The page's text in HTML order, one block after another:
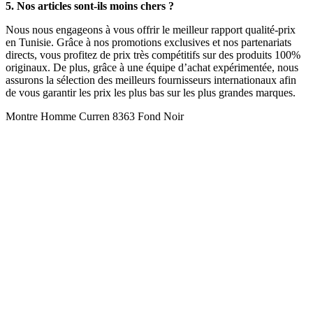
5. Nos articles sont-ils moins chers ?
Nous nous engageons à vous offrir le meilleur rapport qualité-prix
en Tunisie. Grâce à nos promotions exclusives et nos partenariats
directs, vous profitez de prix très compétitifs sur des produits 100%
originaux. De plus, grâce à une équipe d’achat expérimentée, nous
assurons la sélection des meilleurs fournisseurs internationaux afin
de vous garantir les prix les plus bas sur les plus grandes marques.
Montre Homme Curren 8363 Fond Noir